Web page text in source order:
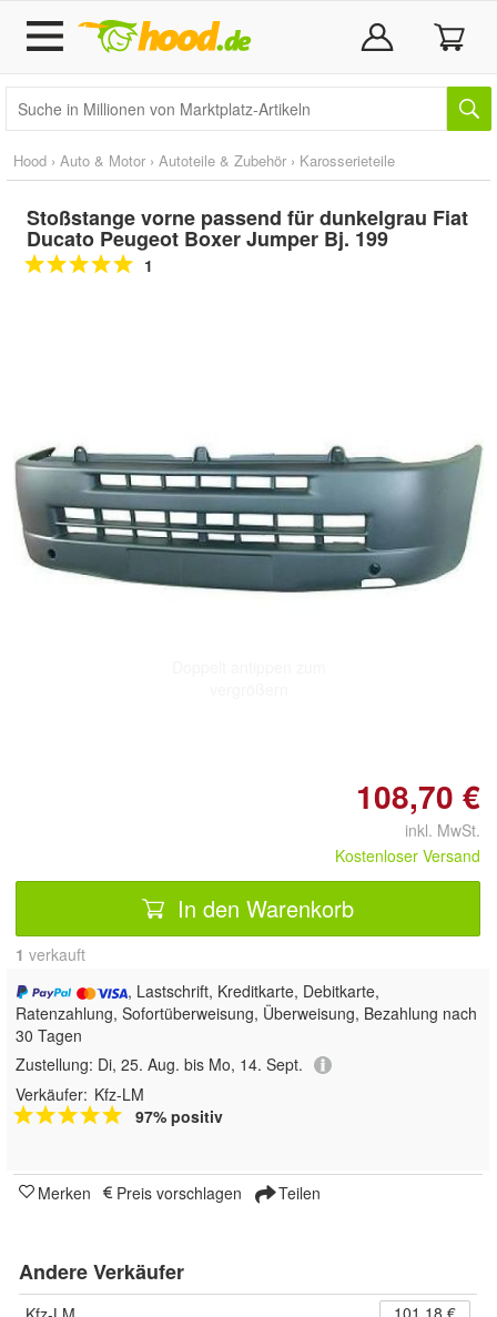
Hood › Auto & Motor › Autoteile & Zubehör › Karosserieteile
Stoßstange vorne passend für dunkelgrau Fiat
Ducato Peugeot Boxer Jumper Bj. 199
1
108,70 €
inkl. MwSt.
Kostenloser Versand
In den Warenkorb
1 verkauft
, Lastschrift, Kreditkarte, Debitkarte,
Ratenzahlung, Sofortüberweisung, Überweisung, Bezahlung nach
30 Tagen
Zustellung: Di, 25. Aug. bis Mo, 14. Sept.
Verkäufer: Kfz-LM
97% positiv
Merken Preis vorschlagen Teilen
Andere Verkäufer
101,18 €